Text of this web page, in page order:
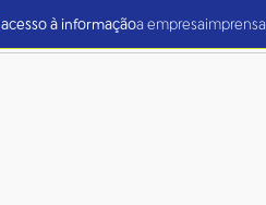
acesso à informaçãoa empresaimprensa